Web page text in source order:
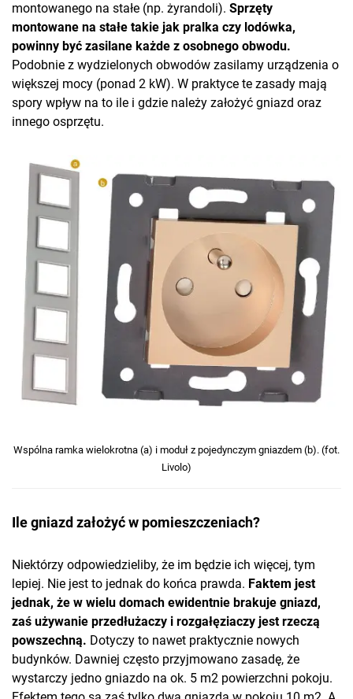
montowanego na stałe (np. żyrandoli). Sprzęty
montowane na stałe takie jak pralka czy lodówka,
powinny być zasilane każde z osobnego obwodu.
Podobnie z wydzielonych obwodów zasilamy urządzenia o
większej mocy (ponad 2 kW). W praktyce te zasady mają
spory wpływ na to ile i gdzie należy założyć gniazd oraz
innego osprzętu.
Wspólna ramka wielokrotna (a) i moduł z pojedynczym gniazdem (b). (fot.
Livolo)
Ile gniazd założyć w pomieszczeniach?
Niektórzy odpowiedzieliby, że im będzie ich więcej, tym
lepiej. Nie jest to jednak do końca prawda. Faktem jest
jednak, że w wielu domach ewidentnie brakuje gniazd,
zaś używanie przedłużaczy i rozgałęziaczy jest rzeczą
powszechną. Dotyczy to nawet praktycznie nowych
budynków. Dawniej często przyjmowano zasadę, że
wystarczy jedno gniazdo na ok. 5 m2 powierzchni pokoju.